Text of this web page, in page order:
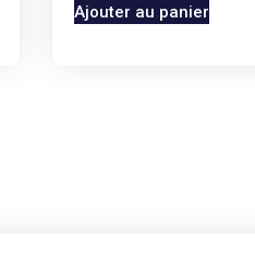
Ajouter au panier